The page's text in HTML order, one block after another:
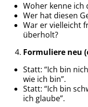
Woher kenne ich
Wer hat diesen
War er vielleicht
überholt?
Formuliere neu
Statt: “Ich bin
wie ich bin”.
Statt: “Ich bin
ich glaube”.